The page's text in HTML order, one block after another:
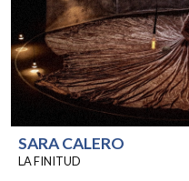
SARA CALERO
LA FINITUD